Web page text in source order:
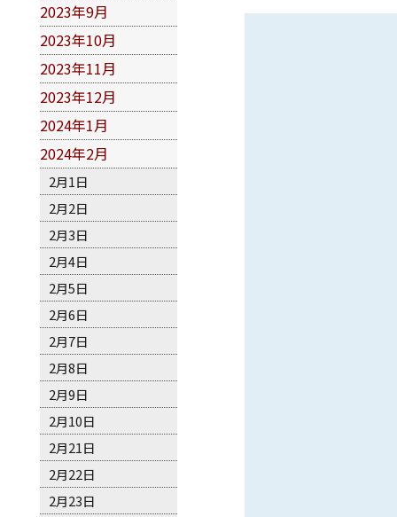
2023年9月
2023年10月
2023年11月
2023年12月
2024年1月
2024年2月
2月1日
2月2日
2月3日
2月4日
2月5日
2月6日
2月7日
2月8日
2月9日
2月10日
2月21日
2月22日
2月23日